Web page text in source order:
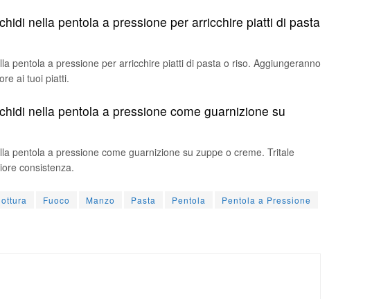
nella pentola a pressione per arricchire piatti di pasta
pentola a pressione per arricchire piatti di pasta o riso. Aggiungeranno
ai tuoi piatti.
nella pentola a pressione come guarnizione su
pentola a pressione come guarnizione su zuppe o creme. Tritale
consistenza.
Fuoco Manzo Pasta Pentola
Pentola a Pressione